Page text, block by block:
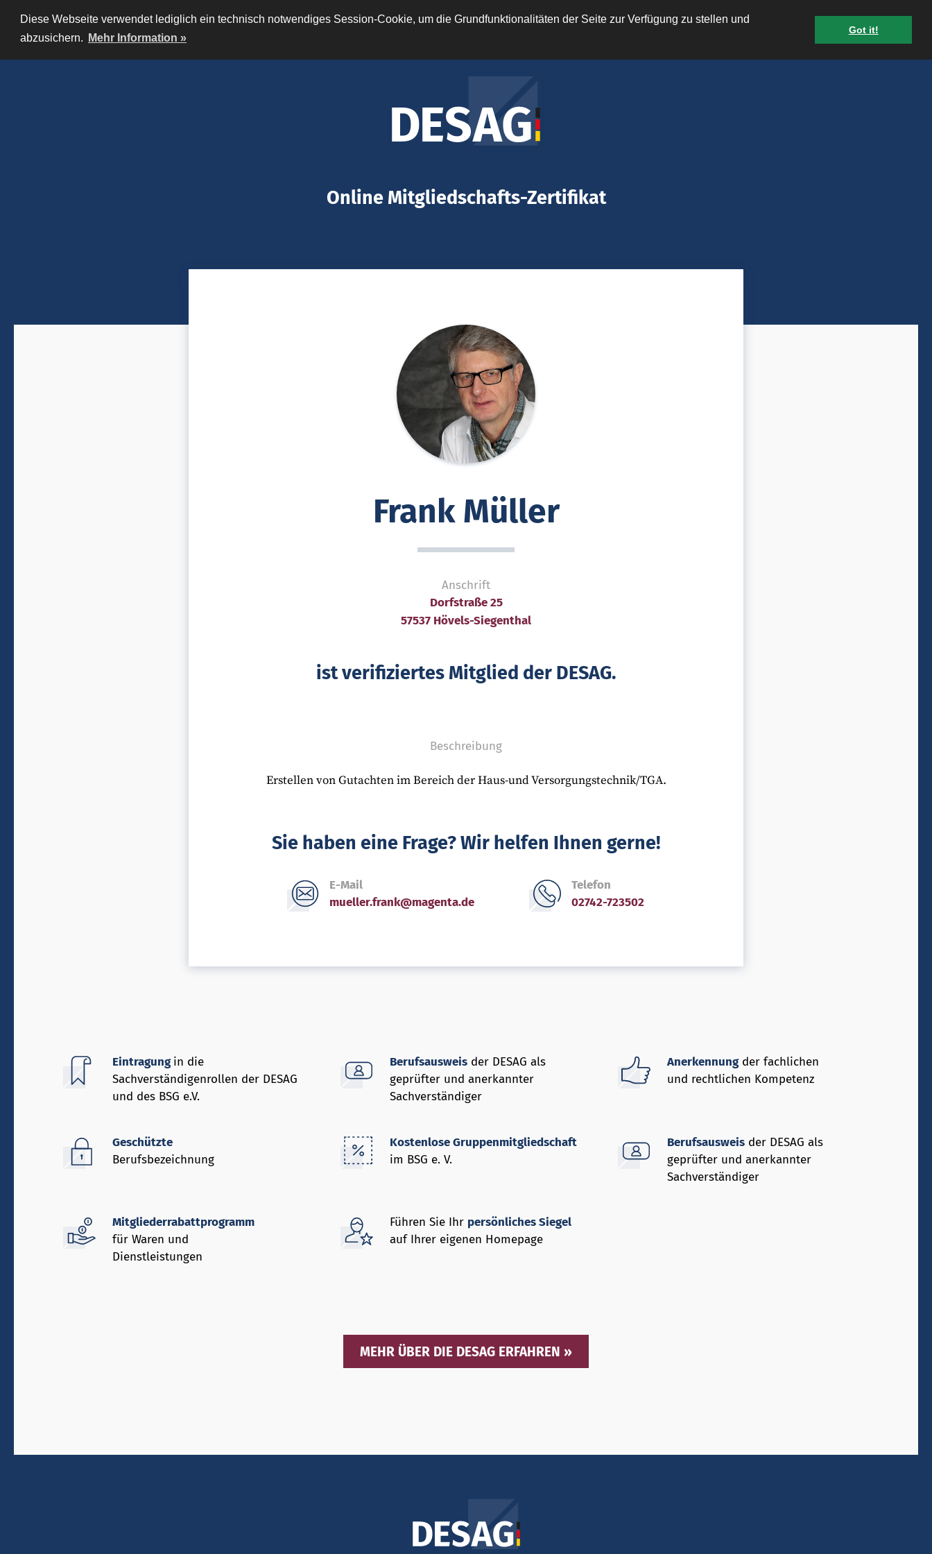
Diese Webseite verwendet lediglich ein technisch notwendiges Session-Cookie, um die Grundfunktionalitäten der Seite zur Verfügung zu stellen und
abzusichern.
Mehr Information »
Got it!
Online Mitgliedschafts-Zertifikat
Frank Müller
Anschrift
Dorfstraße 25
57537 Hövels-Siegenthal
ist verifiziertes Mitglied der DESAG.
Beschreibung
Erstellen von Gutachten im Bereich der Haus-und Versorgungstechnik/TGA.
Sie haben eine Frage? Wir helfen Ihnen gerne!
E-Mail
mueller.frank@magenta.de
Telefon
02742-723502
Eintragungin die
Sachverständigenrollen der DESAG
und des BSG e.V.
Berufsausweis der DESAG als
geprüfter und anerkannter
Sachverständiger
Anerkennungder fachlichen
und rechtlichen Kompetenz
Geschützte
Berufsbezeichnung
Kostenlose Gruppenmitgliedschaft
im BSG e. V.
Berufsausweis der DESAG als
geprüfter und anerkannter
Sachverständiger
Mitgliederrabattprogramm
für Waren und
Dienstleistungen
Führen Sie Ihr persönliches Siegel
auf Ihrer eigenen Homepage
MEHR ÜBER DIE DESAG ERFAHREN »